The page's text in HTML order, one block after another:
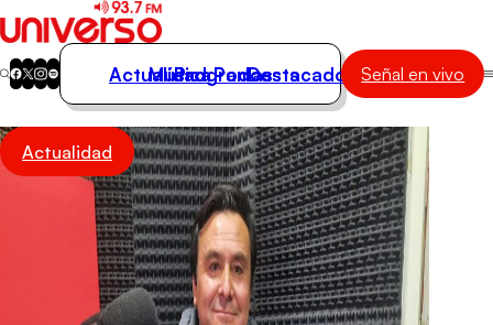
Actualidad
Música
Programas
Destacados
Actualidad
Música
Programas
Podcasts
Destacados Señal en vivo
Actualidad